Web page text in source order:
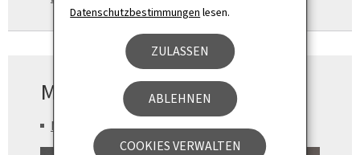
Datenschutzbestimmungen lesen.
ZULASSEN
ABLEHNEN
COOKIES VERWALTEN
Ministre
Max Hahn